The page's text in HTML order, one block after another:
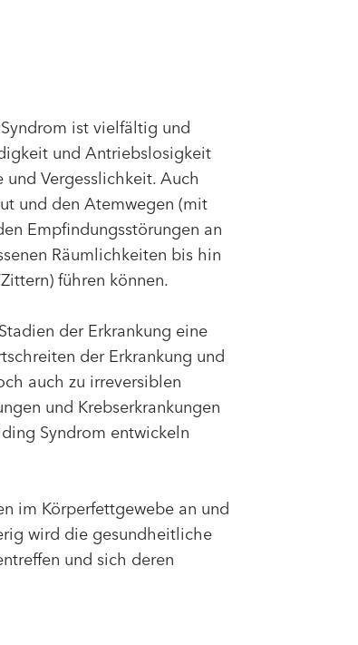
ist vielfältig und
und Antriebslosigkeit
Vergesslichkeit. Auch
und den Atemwegen (mit
Empfindungsstörungen an
Räumlichkeiten bis hin
führen können.
der Erkrankung eine
der Erkrankung und
auch zu irreversiblen
und Krebserkrankungen
Syndrom entwickeln
im Körperfettgewebe an und
wird die gesundheitliche
und sich deren